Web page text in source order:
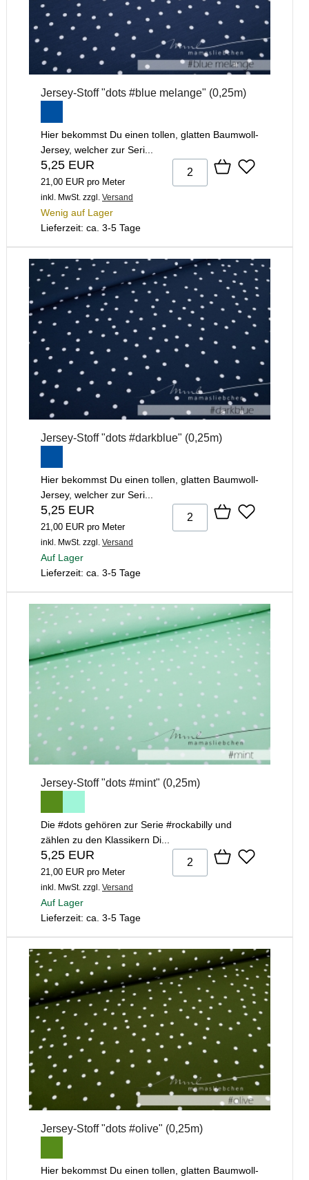
Jersey-Stoff "dots #blue melange" (0,25m)
Hier bekommst Du einen tollen, glatten Baumwoll-
Jersey, welcher zur Seri...
5,25 EUR
21,00 EUR pro Meter
inkl. MwSt. zzgl. Versand
Wenig auf Lager
Lieferzeit: ca. 3-5 Tage
Jersey-Stoff "dots #darkblue" (0,25m)
Hier bekommst Du einen tollen, glatten Baumwoll-
Jersey, welcher zur Seri...
5,25 EUR
21,00 EUR pro Meter
inkl. MwSt. zzgl. Versand
Auf Lager
Lieferzeit: ca. 3-5 Tage
Jersey-Stoff "dots #mint" (0,25m)
Die #dots gehören zur Serie #rockabilly und
zählen zu den Klassikern Di...
5,25 EUR
21,00 EUR pro Meter
inkl. MwSt. zzgl. Versand
Auf Lager
Lieferzeit: ca. 3-5 Tage
Jersey-Stoff "dots #olive" (0,25m)
Hier bekommst Du einen tollen, glatten Baumwoll-